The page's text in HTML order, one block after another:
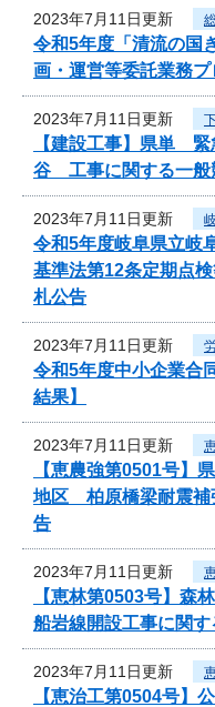
2023年7月11日更新
令和5年度「清流の国
画・運営等委託業務プ
2023年7月11日更新
【建設工事】県単
谷 工事に関する一般
2023年7月11日更新
令和5年度岐阜県立岐
基準法第12条定期点
札公告
2023年7月11日更新
令和5年度中小企業合
結果】
2023年7月11日更新
【恵農強第0501号】
地区 柏原橋梁耐震補
告
2023年7月11日更新
【恵林第0503号】森
船岩線開設工事に関
2023年7月11日更新
【恵治工第0504号